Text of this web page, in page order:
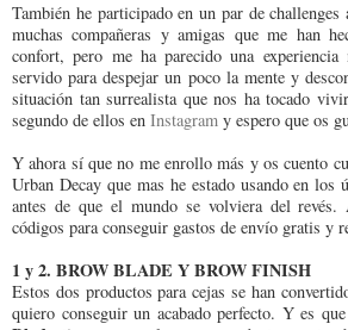
También he participado en un par de
muchas compañeras y amigas que me han
confort, pero me ha parecido una
servido para despejar un poco la mente y
situación tan surrealista que nos ha tocado
segundo de ellos en Instagram y espero que os
Y ahora sí que no me enrollo más y os cuento
Urban Decay que mas he estado usando en los
antes de que el mundo se volviera del
códigos para conseguir gastos de envío gratis y
1 y 2. BROW BLADE Y BROW FINISH
Estos dos productos para cejas se han
quiero conseguir un acabado perfecto. Y es